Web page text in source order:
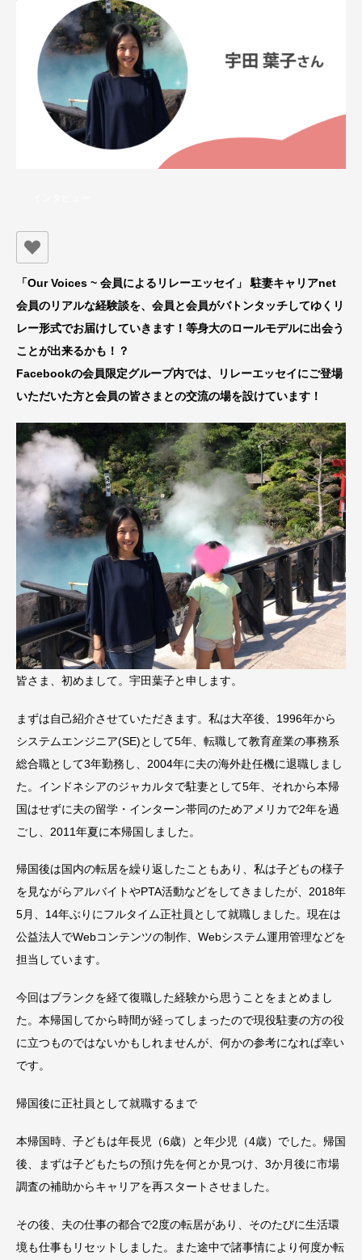
「Our Voices ~ 会員によるリレーエッセイ」 駐妻キャリアnet
会員のリアルな経験談を、会員と会員がバトンタッチしてゆくリ
レー形式でお届けしていきます！等身大のロールモデルに出会う
ことが出来るかも！？
Facebookの会員限定グループ内では、リレーエッセイにご登場
いただいた方と会員の皆さまとの交流の場を設けています！
皆さま、初めまして。宇田葉子と申します。
まずは自己紹介させていただきます。私は大卒後、1996年から
システムエンジニア(SE)として5年、転職して教育産業の事務系
総合職として3年勤務し、2004年に夫の海外赴任機に退職しまし
た。インドネシアのジャカルタで駐妻として5年、それから本帰
国はせずに夫の留学・インターン帯同のためアメリカで2年を過
ごし、2011年夏に本帰国しました。
帰国後は国内の転居を繰り返したこともあり、私は子どもの様子
を見ながらアルバイトやPTA活動などをしてきましたが、2018年
5月、14年ぶりにフルタイム正社員として就職しました。現在は
公益法人でWebコンテンツの制作、Webシステム運用管理などを
担当しています。
今回はブランクを経て復職した経験から思うことをまとめまし
た。本帰国してから時間が経ってしまったので現役駐妻の方の役
に立つものではないかもしれませんが、何かの参考になれば幸い
です。
帰国後に正社員として就職するまで
本帰国時、子どもは年長児（6歳）と年少児（4歳）でした。帰国
後、まずは子どもたちの預け先を何とか見つけ、3か月後に市場
調査の補助からキャリアを再スタートさせました。
その後、夫の仕事の都合で2度の転居があり、そのたびに生活環
境も仕事もリセットしました。また途中で諸事情により何度か転